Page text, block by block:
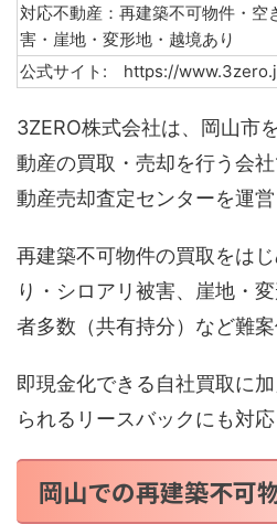
対応不動産：再建築不可物件・空
害・崖地・変形地・越境あり
公式サイト: https://
3ZERO株式会社は、岡山市
動産の買取・売却を行う会
動産売却査定センターを運営
再建築不可物件の買取をは
り・シロアリ被害、崖地・
者多数（共有持分）など難案
即現金化できる自社買取に
られるリースバックにも対応
岡山での再建築不可